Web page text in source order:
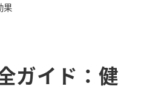
果
ガイド：健